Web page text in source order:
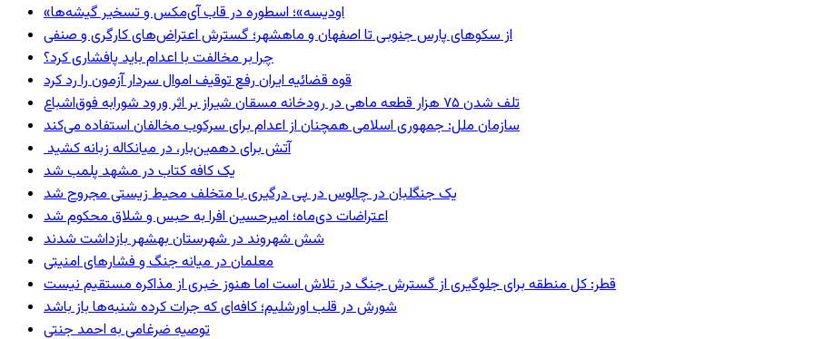
«اودیسه»؛ اسطوره در قاب آی‌مکس و تسخیر گیشه‌ها
از سکوهای پارس جنوبی تا اصفهان و ماهشهر؛ گسترش اعتراض‌های کارگری و صنفی
چرا بر مخالفت با اعدام باید پافشاری کرد؟
قوه قضائیه ایران رفع توقیف اموال سردار آزمون را رد کرد
تلف شدن ۷۵ هزار قطعه ماهی در رودخانه مسقان شیراز بر اثر ورود شورابه فوق‌اشباع
سازمان ملل: جمهوری اسلامی همچنان از اعدام برای سرکوب مخالفان استفاده می‌کند
آتش برای دهمین‌بار، در میانکاله زبانه کشید
یک کافه کتاب در مشهد پلمب شد
یک جنگلبان در چالوس در پی درگیری با متخلف محیط زیستی مجروح شد
اعتراضات دی‌ماه؛ امیرحسین افرا به حبس و شلاق محکوم شد
شش شهروند در شهرستان بهشهر بازداشت شدند
معلمان در میانه جنگ و فشارهای امنیتی
قطر: کل منطقه برای جلوگیری از گسترش جنگ در تلاش است اما هنوز خبری از مذاکره مستقیم نیست
شورش در قلب اورشلیم؛ کافه‌ای که جرات کرده شنبه‌ها باز باشد
توصیه ضرغامی به احمد جنتی